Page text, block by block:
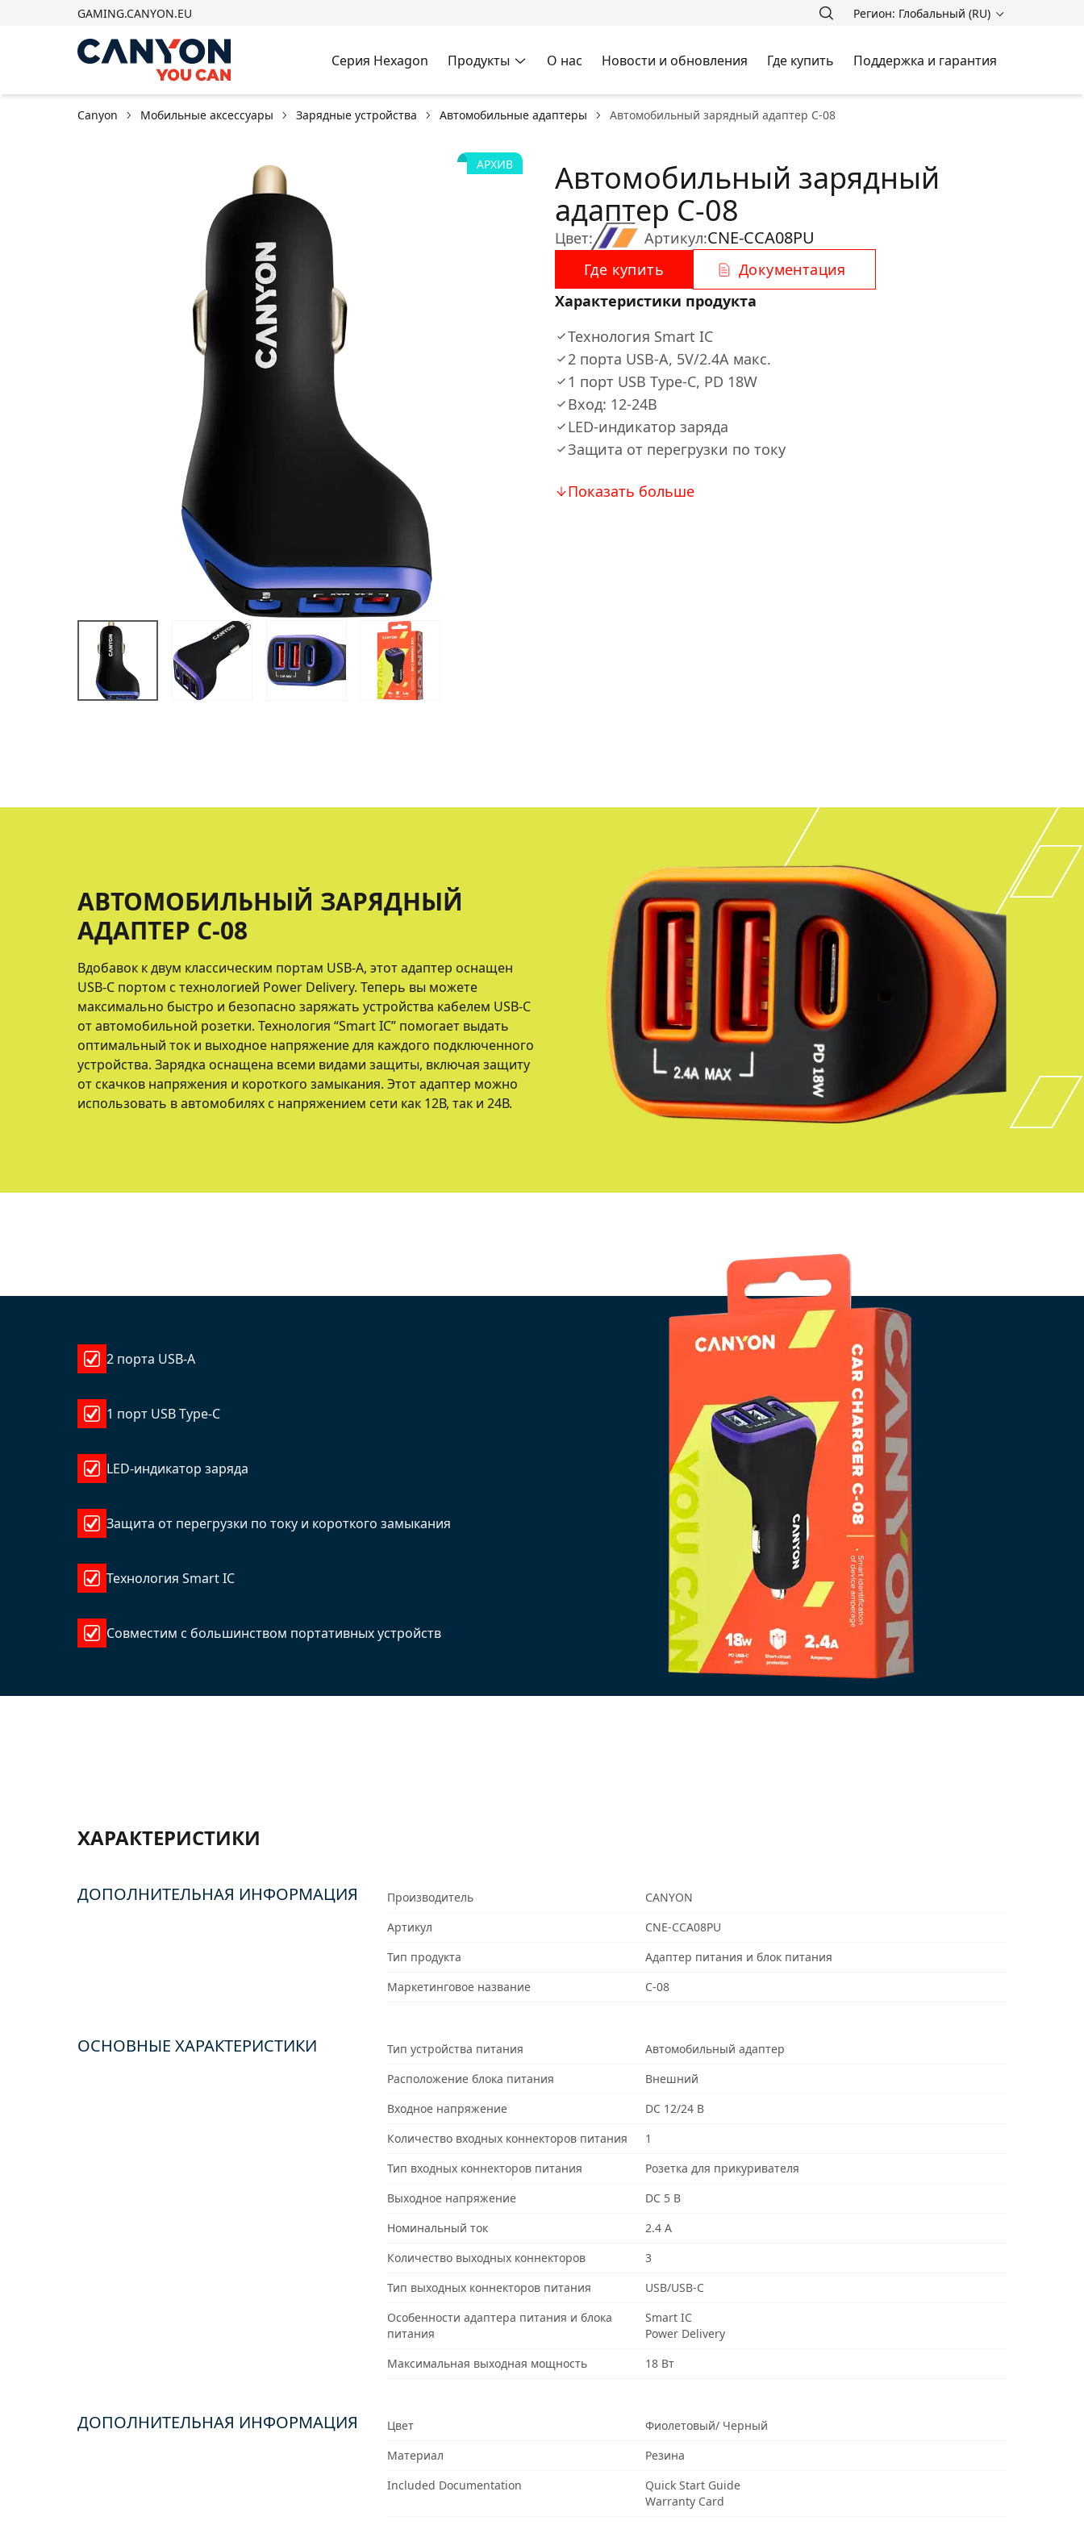
GAMING.CANYON.EU Регион: Глобальный (RU)
Серия Hexagon Продукты О нас Новости и обновления Где купить Поддержка и гарантия
Canyon Мобильные аксессуары Зарядные устройства Автомобильные адаптеры Автомобильный зарядный адаптер С-08
АРХИВ
Цвет:
Автомобильный зарядный
адаптер С-08
Артикул:CNE-CCA08PU
Где купить
Документация
Характеристики продукта
Технология Smart IC
2 порта USB-A, 5V/2.4A макс.
1 порт USB Type-C, PD 18W
Вход: 12-24В
LED-индикатор заряда
Защита от перегрузки по току
Показать больше
АВТОМОБИЛЬНЫЙ ЗАРЯДНЫЙ
АДАПТЕР С-08
Вдобавок к двум классическим портам USB-A, этот адаптер оснащен
USB-C портом с технологией Power Delivery. Теперь вы можете
максимально быстро и безопасно заряжать устройства кабелем USB-C
от автомобильной розетки. Технология “Smart IC” помогает выдать
оптимальный ток и выходное напряжение для каждого подключенного
устройства. Зарядка оснащена всеми видами защиты, включая защиту
от скачков напряжения и короткого замыкания. Этот адаптер можно
использовать в автомобилях с напряжением сети как 12В, так и 24В.
2 порта USB-A
1 порт USB Type-C
LED-индикатор заряда
Защита от перегрузки по току и короткого замыкания
Технология Smart IC
Совместим с большинством портативных устройств
ХАРАКТЕРИСТИКИ
ДОПОЛНИТЕЛЬНАЯ ИНФОРМАЦИЯ Производитель
CANYON
Артикул
CNE-CCA08PU
Тип продукта
Адаптер питания и блок питания
Маркетинговое название
C-08
ОСНОВНЫЕ ХАРАКТЕРИСТИКИ Тип устройства питания
Автомобильный адаптер
Расположение блока питания
Внешний
Входное напряжение
DC 12/24 В
Количество входных коннекторов питания
1
Тип входных коннекторов питания
Розетка для прикуривателя
Выходное напряжение
DC 5 В
Номинальный ток
2.4 А
Количество выходных коннекторов
3
Тип выходных коннекторов питания
USB/USB-C
Особенности адаптера питания и блока
питания
Smart IC
Power Delivery
Максимальная выходная мощность
18 Вт
ДОПОЛНИТЕЛЬНАЯ ИНФОРМАЦИЯ Цвет
Фиолетовый/ Черный
Материал
Резина
Included Documentation
Quick Start Guide
Warranty Card